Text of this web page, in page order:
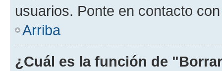
usuarios. Ponte en contacto
Arriba
¿Cuál es la función de